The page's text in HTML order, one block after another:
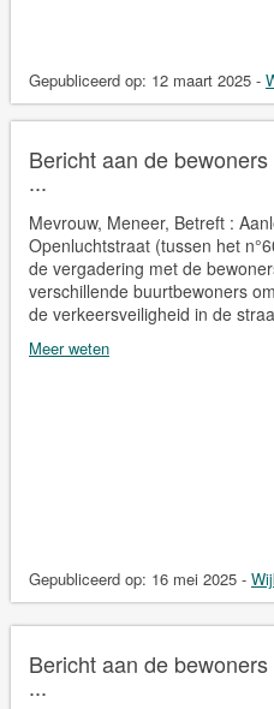
Gepubliceerd op: 12 maart 2025 -
Bericht aan de
...
Mevrouw, Meneer, Betreft :
Openluchtstraat (tussen het
de vergadering met de
verschillende buurtbewoners
de verkeersveiligheid in de
Meer weten
Gepubliceerd op: 16 mei 2025 -
Bericht aan de
...